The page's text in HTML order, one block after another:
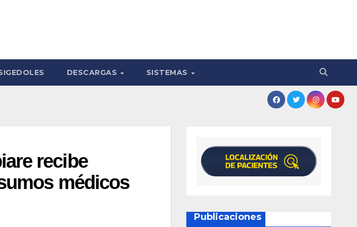
DESCARGAS SISTEMAS
recibe
médicos
Publicaciones